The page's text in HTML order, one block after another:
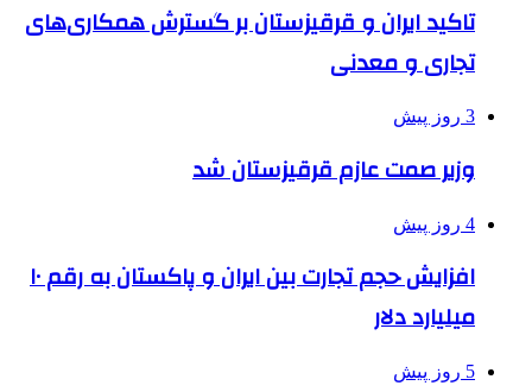
تاکید ایران و قرقیزستان بر گسترش همکاری‌های
تجاری و معدنی
3 روز پیش
وزیر صمت عازم قرقیزستان شد
4 روز پیش
افزایش حجم تجارت بین ایران و پاکستان به رقم ۱۰
میلیارد دلار
5 روز پیش